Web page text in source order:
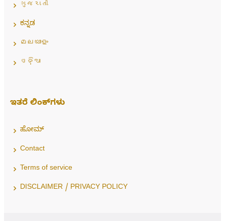
ગુજરાતી
ಕನ್ನಡ
മലയാളം
ଓଡ଼ିଆ
ಇತರೆ ಲಿಂಕ್‌ಗಳು
ಹೋಮ್
Contact
Terms of service
DISCLAIMER / PRIVACY POLICY